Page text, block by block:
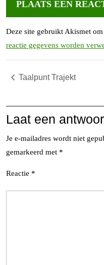
Deze site gebruikt Akismet
reactie gegevens worden
Taalpunt Trajekt
Laat een
Je e-mailadres wordt niet
gemarkeerd met *
Reactie *